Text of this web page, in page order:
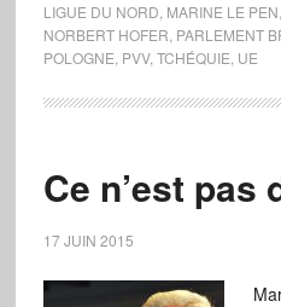
LIGUE DU NORD MARINE LE PEN
NORBERT HOFER PARLEMENT
POLOGNE PVV, TCHÉQUIE UE
Ce n’est pas
17 JUIN 2015